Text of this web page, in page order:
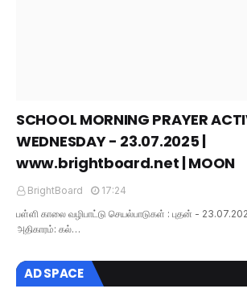
SCHOOL MORNING PRAYER
WEDNESDAY - 23.07.2025 |
www.brightboard.net | MOON
BrightBoard
17:24
பள்ளி காலை வழிபாட்டு செயல்பாடுகள் : புதன் -
அதிகாரம்: கல்…
AD SPACE